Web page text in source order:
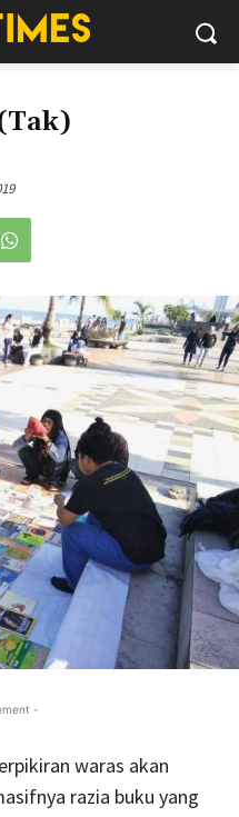
-
waras akan
razia buku yang